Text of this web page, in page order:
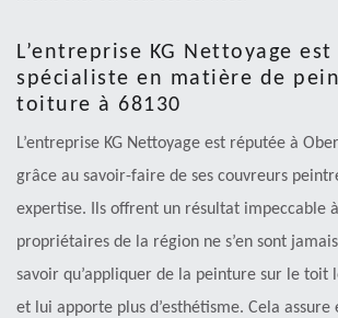
L’entreprise KG Nettoyage est
spécialiste en matière de
toiture à 68130
L’entreprise KG Nettoyage est réputée à
grâce au savoir-faire de ses couvreurs
expertise. Ils offrent un résultat impeccable
propriétaires de la région ne s’en sont
savoir qu’appliquer de la peinture sur le toit
et lui apporte plus d’esthétisme. Cela assure